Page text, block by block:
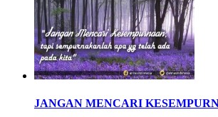
JANGAN MENCARI